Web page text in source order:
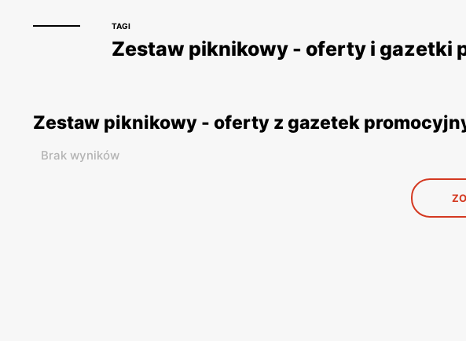
TAGI
Zestaw piknikowy - oferty i gazetki
Zestaw piknikowy - oferty z gazetek
Brak wyników